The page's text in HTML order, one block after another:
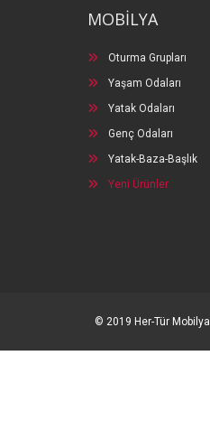
MOBİLYA
Oturma Grupları
Yaşam Odaları
Yatak Odaları
Genç Odaları
Yatak-Baza-Başlık
Yeni Ürünler
© 2019 Her-Tür Mobilya